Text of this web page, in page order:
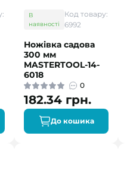
В
наявності
Код товару:
6992
Ножівка садова
300 мм
MASTERTOOL-14-
6018
0
182.34 грн.
До кошика